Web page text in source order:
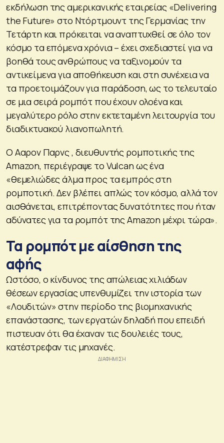
εκδήλωση της αμερικανικής εταιρείας «Delivering
the Future» στο Ντόρτμουντ της Γερμανίας την
Τετάρτη και πρόκειται να αναπτυχθεί σε όλο τον
κόσμο τα επόμενα χρόνια – έχει σχεδιαστεί για να
βοηθά τους ανθρώπους να ταξινομούν τα
αντικείμενα για αποθήκευση και στη συνέχεια να
τα προετοιμάζουν για παράδοση, ως το τελευταίο
σε μια σειρά ρομπότ που έχουν ολοένα και
μεγαλύτερο ρόλο στην εκτεταμένη λειτουργία του
διαδικτυακού λιανοπωλητή.
Ο Ααρον Παρνς , διευθυντής ρομποτικής της
Amazon, περιέγραψε το Vulcan ως ένα
«θεμελιώδες άλμα προς τα εμπρός στη
ρομποτική. Δεν βλέπει απλώς τον κόσμο, αλλά τον
αισθάνεται, επιτρέποντας δυνατότητες που ήταν
αδύνατες για τα ρομπότ της Amazon μέχρι τώρα».
Τα ρομπότ με αίσθηση της
αφής
Ωστόσο, ο κίνδυνος της απώλειας χιλιάδων
θέσεων εργασίας υπενθυμίζει την ιστορία των
«Λουδιτών» στην περίοδο της βιομηχανικής
επανάστασης, των εργατών δηλαδή που επειδή
πιστευαν ότι θα έχαναν τις δουλειές τους,
κατέστρεφαν τις μηχανές.